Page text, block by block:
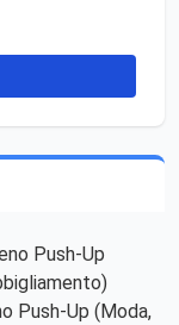
Push-Up (Moda,